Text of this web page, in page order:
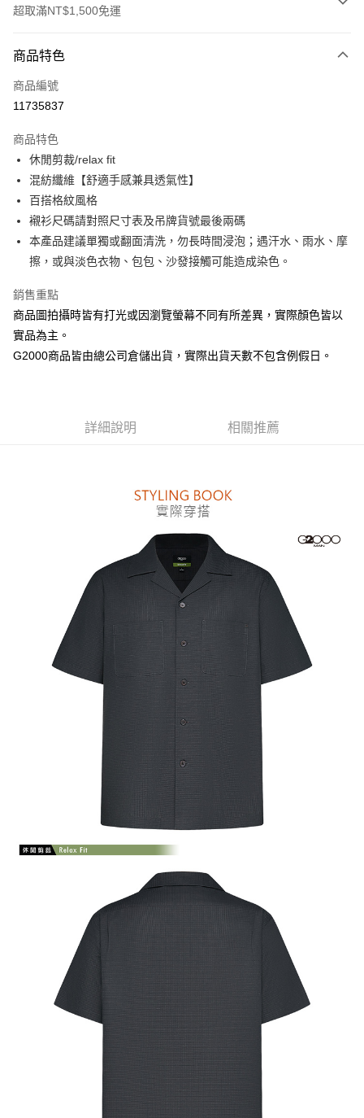
超取滿NT$1,500免運
信用卡一次付款
信用卡分期付款
合作金庫商業銀行
華南商業銀行
上海商業儲蓄銀行
國泰世華商業銀行
臺灣中小企業銀行
台中商業銀行
匯豐（台灣）商業銀行
華泰商業銀行
聯邦商業銀行
遠東國際商業銀行
元大商業銀行
永豐商業銀行
台新國際商業銀行
台灣樂天信用卡公司
LINE Pay
Apple Pay
街口支付
悠遊付
全盈+PAY
AFTEE先享後付
相關說明
２．便利：只要手機號碼，簡訊認證，即可結帳。
１．於結帳方式選擇「AFTEE先享後付」後，將跳轉至「AFTEE先享後付」
結帳頁面，進行簡訊認證並確認金額後，即可完成結帳。
２．訂單成立數日內，您將收到繳費通知簡訊。
３．收到繳費通知簡訊後14天內，點擊此簡訊中的連結，可透過四大超商／
ATM／網路銀行／等多元方式進行付款，方視為交易完成。
※ 請注意：結帳手續完成當下不需立刻繳費，但若您需要取消訂單，請聯絡
購買商品的店家。未經商家同意取消之訂單仍視為有效，需透過AFTEE先享
後付繳納相關費用。
※ 交易是否成功請以「AFTEE先享後付 」之結帳頁面顯示為準，若有關於
是否繳費成功／繳費後需取消欲退款等相關疑問，請聯繫「AFTEE先享後付
客戶支援中心」
https://netprotections.freshdesk.com/support/home
【注意事項】
１．透過由恩沛科技股份有限公司提供之「AFTEE先享後付」服務完成之交
易，需依本服務之必要範圍內提供個人資料，並將交易相關給付款項請求債
權轉讓予恩沛科技股份有限公司。
２．關於個人資料處理事宜，請瀏覽以下網址：
https://aftee.tw/terms/#terms3
３．未成年的使用者請事先徵得法定代理人或監護人之同意方可使用
「AFTEE先享後付」，若未經同意申辦者引起之損失，本公司不負相關責
４．使用「AFTEE先享後付」時，將依據個別帳號之用戶狀況，依本公司即
時審查核予不同之上限額度；若仍有額度不足之情形，本公司將視審查結果
請求用戶進行身份認證。
恩沛科技股份有限公司將有權停止該用戶之使用額度並採取法律行動。
每筆NT$80，滿NT$1,500(含以上)免運費
每筆NT$120，滿NT$1,500(含以上)免運費
商品特色
商品編號
11735837
商品特色
休閒剪裁/relax fit
混紡纖維【舒適手感兼具透氣性】
百搭格紋風格
襯衫尺碼請對照尺寸表及吊牌貨號最後兩碼
本產品建議單獨或翻面清洗，勿長時間浸泡；遇汗水、雨水、摩
擦，或與淡色衣物、包包、沙發接觸可能造成染色。
銷售重點
商品圖拍攝時皆有打光或因瀏覽螢幕不同有所差異，實際顏色皆以
實品為主。
G2000商品皆由總公司倉儲出貨，實際出貨天數不包含例假日。
詳細說明 相關推薦